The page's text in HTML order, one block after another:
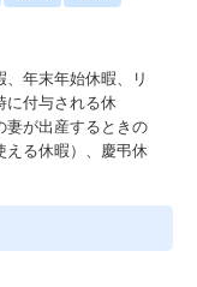
年末年始休暇、リ
に付与される休
妻が出産するときの
える休暇）、慶弔休